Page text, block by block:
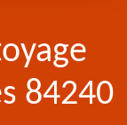
84240